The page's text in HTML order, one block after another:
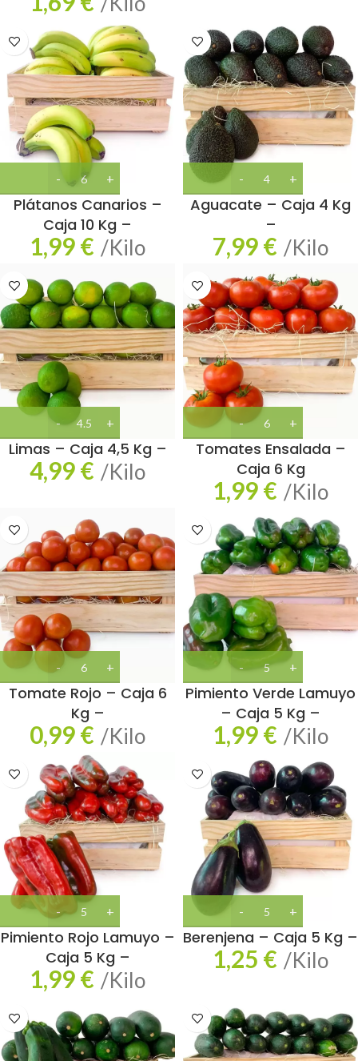
Plátanos Canarios –
Caja 10 Kg –
1,99€ /Kilo
Aguacate – Caja 4 Kg
–
7,99€ /Kilo
Limas – Caja 4,5 Kg –
4,99€ /Kilo
Tomates Ensalada –
Caja 6 Kg
1,99€ /Kilo
Tomate Rojo – Caja 6
Kg –
0,99€ /Kilo
Pimiento Verde Lamuyo
– Caja 5 Kg –
1,99€ /Kilo
Pimiento Rojo Lamuyo –
Caja 5 Kg –
1,99€ /Kilo
Berenjena – Caja 5 Kg –
1,25 € /Kilo